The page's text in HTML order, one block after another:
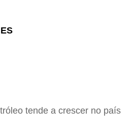
tende a crescer no país